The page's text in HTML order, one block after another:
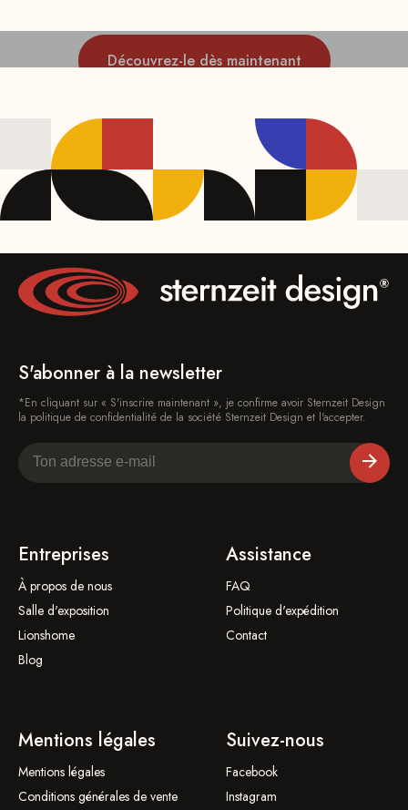
Découvrez-le dès maintenant
S'abonner à la newsletter
*En cliquant sur « S'inscrire maintenant », je confirme avoir Sternzeit Design
la politique de confidentialité de la société Sternzeit Design et l'accepter.
Entreprises
À propos de nous
Salle d'exposition
Lionshome
Blog
Assistance
FAQ
Politique d'expédition
Contact
Mentions légales
Mentions légales
Conditions générales de vente
Suivez-nous
Facebook
Instagram